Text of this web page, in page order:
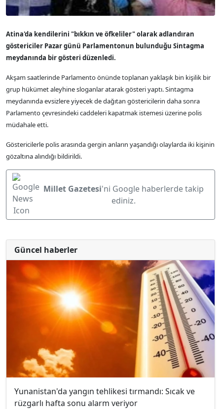
Atina'da kendilerini "bıkkın ve öfkeliler" olarak adlandıran
göstericiler Pazar günü Parlamentonun bulunduğu Sintagma
meydanında bir gösteri düzenledi.
Akşam saatlerinde Parlamento önünde toplanan yaklaşık bin kişilik bir
grup hükümet aleyhine sloganlar atarak gösteri yaptı. Sintagma
meydanında evsizlere yiyecek de dağıtan göstericilerin daha sonra
Parlamento çevresindeki caddeleri kapatmak istemesi üzerine polis
müdahale etti.
Göstericilerle polis arasında gergin anların yaşandığı olaylarda iki kişinin
gözaltına alındığı bildirildi.
Millet Gazetesi'ni Google haberlerde takip
ediniz.
Güncel haberler
Yunanistan'da yangın tehlikesi tırmandı: Sıcak ve
rüzgarlı hafta sonu alarm veriyor